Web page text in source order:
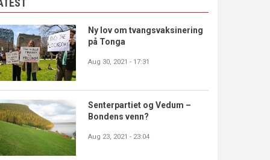
Ny lov om tvangsvaksinering
på Tonga
Aug 30, 2021 - 17:31
Senterpartiet og Vedum –
Bondens venn?
Aug 23, 2021 - 23:04